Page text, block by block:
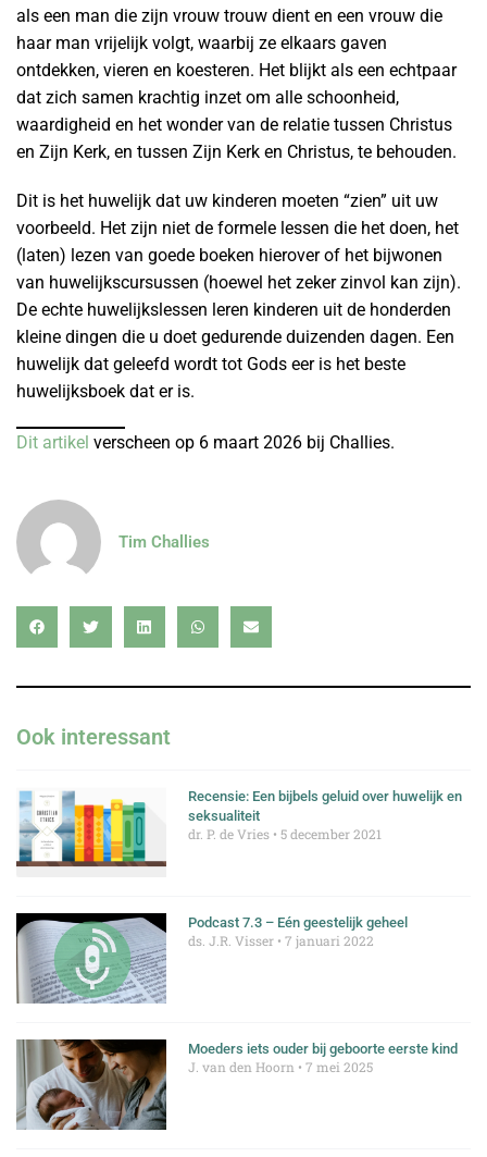
als een man die zijn vrouw trouw dient en een vrouw die
haar man vrijelijk volgt, waarbij ze elkaars gaven
ontdekken, vieren en koesteren. Het blijkt als een echtpaar
dat zich samen krachtig inzet om alle schoonheid,
waardigheid en het wonder van de relatie tussen Christus
en Zijn Kerk, en tussen Zijn Kerk en Christus, te behouden.
Dit is het huwelijk dat uw kinderen moeten “zien” uit uw
voorbeeld. Het zijn niet de formele lessen die het doen, het
(laten) lezen van goede boeken hierover of het bijwonen
van huwelijkscursussen (hoewel het zeker zinvol kan zijn).
De echte huwelijkslessen leren kinderen uit de honderden
kleine dingen die u doet gedurende duizenden dagen. Een
huwelijk dat geleefd wordt tot Gods eer is het beste
huwelijksboek dat er is.
Dit artikel verscheen op 6 maart 2026 bij Challies.
Tim Challies
Ook interessant
Recensie: Een bijbels geluid over huwelijk en
seksualiteit
dr. P. de Vries 5 december 2021
Podcast 7.3 – Eén geestelijk geheel
ds. J.R. Visser 7 januari 2022
Moeders iets ouder bij geboorte eerste kind
J. van den Hoorn 7 mei 2025